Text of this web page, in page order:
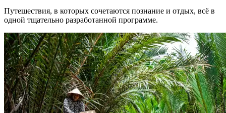
Путешествия, в которых сочетаются познание и отдых, всё в
одной тщательно разработанной программе.